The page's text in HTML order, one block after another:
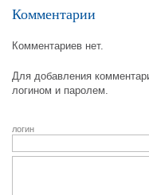
Комментарии
Комментариев нет.
Для добавления
логином и паролем.
логин